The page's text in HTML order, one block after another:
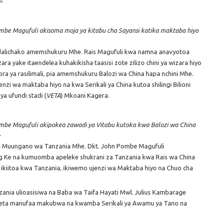
Magufuli akisoma moja ya kitabu cha Sayansi katika maktaba hiyo
amemshukuru Mhe. Rais Magufuli kwa namna anavyotoa
yake itaendelea kuhakikisha taasisi zote zilizo chini ya wizara hiyo
ya rasilimali, pia amemshukuru Balozi wa China hapa nchini Mhe.
wa maktaba hiyo na kwa Serikali ya China kutoa shilingi Bilioni
ufundi stadi (VETA) Mkoani Kagera.
Magufuli akipokea zawadi ya Vitabu kutoka kwa Balozi wa China
wa Tanzania Mhe. Dkt. John Pombe Magufuli
na kumuomba apeleke shukrani za Tanzania kwa Rais wa China
kwa Tanzania, ikiwemo ujenzi wa Maktaba hiyo na Chuo cha
ulioasisiwa na Baba wa Taifa Hayati Mwl. Julius Kambarage
manufaa makubwa na kwamba Serikali ya Awamu ya Tano na